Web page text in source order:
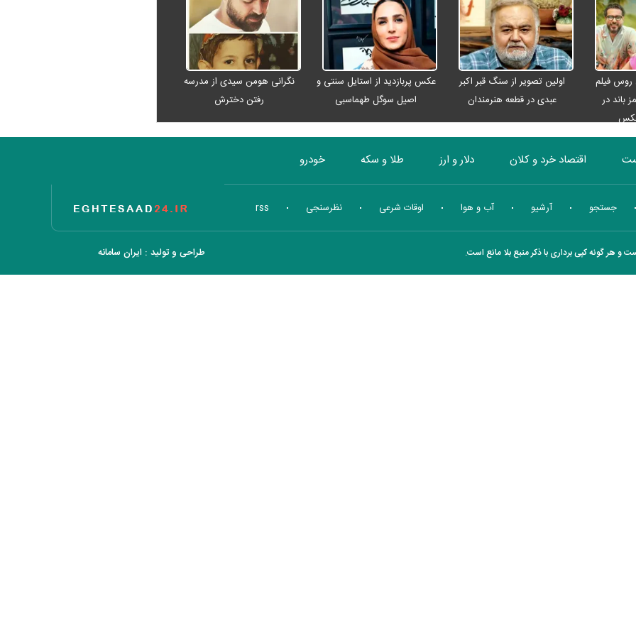
اربعینی
روس فیلم
باند در
اولین تصویر از سنگ قبر اکبر
عبدی در قطعه هنرمندان
عکس پربازدید از استایل سنتی و
اصیل سوگل طهماسبی
نگرانی هومن سیدی از مدرسه
رفتن دخترش
اقتصاد خرد و کلان دلار و ارز طلا و سکه خودرو
بورس انرژی چندرسانه ای منهای اقتصاد تاریخ اقتصاد جستجو آرشیو آب و هوا اوقات شرعی نظرسنجی rss
طراحی و تولید : ایران سامانه